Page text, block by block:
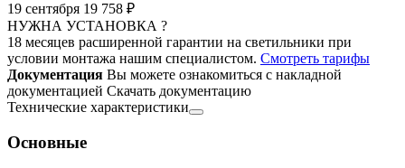
19 сентября 19 758 ₽
НУЖНА УСТАНОВКА ?
18 месяцев расширенной гарантии на светильники при
условии монтажа нашим специалистом. Смотреть тарифы
Документация Вы можете ознакомиться с накладной
документацией Скачать документацию
Технические характеристики
Основные